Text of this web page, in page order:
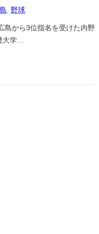
野球
島から3位指名を受けた内野
大学…